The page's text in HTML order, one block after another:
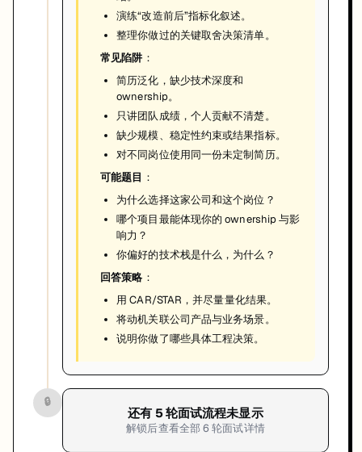
演练“改造前后”指标化叙述。
整理你做过的关键取舍决策清单。
常见陷阱 ：
简历泛化，缺少技术深度和
ownership。
只讲团队成绩，个人贡献不清楚。
缺少规模、稳定性约束或结果指标。
对不同岗位使用同一份未定制简历。
可能题目 ：
为什么选择这家公司和这个岗位？
哪个项目最能体现你的 ownership 与影
响力？
你偏好的技术栈是什么，为什么？
回答策略 ：
用 CAR/STAR，并尽量量化结果。
将动机关联公司产品与业务场景。
说明你做了哪些具体工程决策。
🔒
还有 5轮面试流程未显示
解锁后查看全部6 轮面试详情